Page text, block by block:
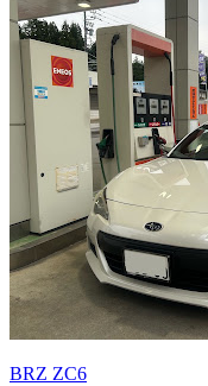
BRZ ZC6